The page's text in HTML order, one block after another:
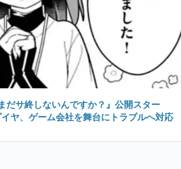
だサ終しないんですか？』公開スター
ヤ、ゲーム会社を舞台にトラブルへ対応